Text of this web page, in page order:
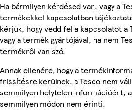
Ha bármilyen kérdésed van, vagy a
termékekkel kapcsolatban
kérjük, hogy vedd fel a kapcsolatot a
vagy a termék gyártójával, ha nem
termékről van szó.
Annak ellenére, hogy a
frissítésre kerülnek, a Tesco nem
semmilyen helytelen információért,
semmilyen módon nem érinti.